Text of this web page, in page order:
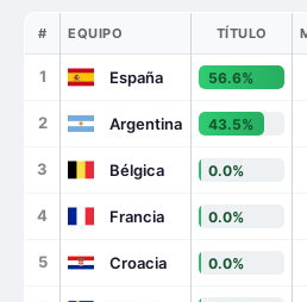
# EQUIPO TÍTULO
1 España 56.6%
2 Argentina 43.5%
3 Bélgica 0.0%
4 Francia 0.0%
5 Croacia 0.0%